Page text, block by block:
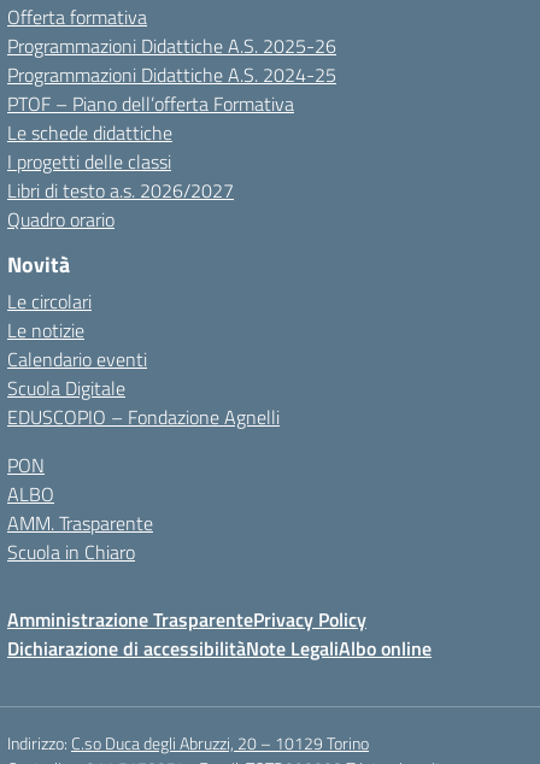
Offerta formativa
Programmazioni Didattiche A.S. 2025-26
Programmazioni Didattiche A.S. 2024-25
PTOF – Piano dell’offerta Formativa
Le schede didattiche
I progetti delle classi
Libri di testo a.s. 2026/2027
Quadro orario
Novità
Le circolari
Le notizie
Calendario eventi
Scuola Digitale
EDUSCOPIO – Fondazione Agnelli
PON
ALBO
AMM. Trasparente
Scuola in Chiaro
Amministrazione TrasparentePrivacy Policy
Dichiarazione di accessibilitàNote LegaliAlbo online
Indirizzo: C.so Duca degli Abruzzi, 20 – 10129 Torino